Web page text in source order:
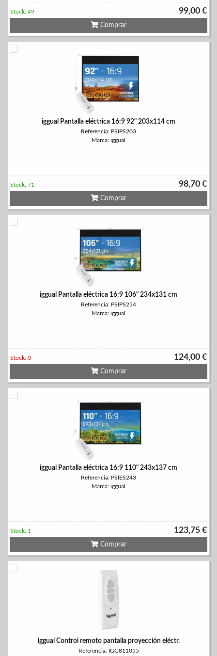
99,00 €
Stock: 49
Comprar
iggual Pantalla eléctrica 16:9 92" 203x114 cm
Referencia: PSIPS203
Marca: iggual
98,70 €
Stock: 71
Comprar
iggual Pantalla eléctrica 16:9 106" 234x131 cm
Referencia: PSIPS234
Marca: iggual
124,00 €
Stock: 0
Comprar
iggual Pantalla eléctrica 16:9 110" 243x137 cm
Referencia: PSIES243
Marca: iggual
123,75 €
Stock: 1
Comprar
iggual Control remoto pantalla proyección eléctr.
Referencia: IGG811055